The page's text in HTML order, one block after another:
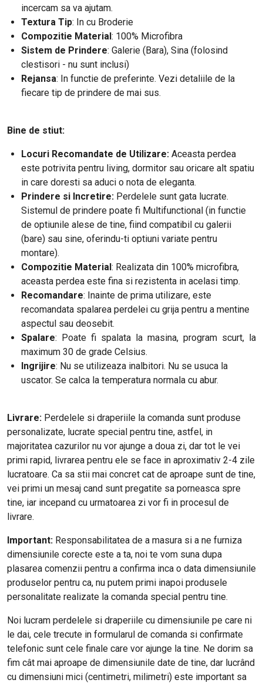
incercam sa va ajutam.
Textura Tip: In cu Broderie
Compozitie Material: 100% Microfibra
Sistem de Prindere: Galerie (Bara), Sina (folosind
clestisori - nu sunt inclusi)
Rejansa: In functie de preferinte. Vezi detaliile de la
fiecare tip de prindere de mai sus.
Bine de stiut:
Locuri Recomandate de Utilizare: Aceasta perdea
este potrivita pentru living, dormitor sau oricare alt spatiu
in care doresti sa aduci o nota de eleganta.
Prindere si Incretire: Perdelele sunt gata lucrate.
Sistemul de prindere poate fi Multifunctional (in functie
de optiunile alese de tine, fiind compatibil cu galerii
(bare) sau sine, oferindu-ti optiuni variate pentru
montare).
Compozitie Material: Realizata din 100% microfibra,
aceasta perdea este fina si rezistenta in acelasi timp.
Recomandare: Inainte de prima utilizare, este
recomandata spalarea perdelei cu grija pentru a mentine
aspectul sau deosebit.
Spalare: Poate fi spalata la masina, program scurt, la
maximum 30 de grade Celsius.
Ingrijire: Nu se utilizeaza inalbitori. Nu se usuca la
uscator. Se calca la temperatura normala cu abur.
Livrare: Perdelele si draperiile la comanda sunt produse
personalizate, lucrate special pentru tine, astfel, in
majoritatea cazurilor nu vor ajunge a doua zi, dar tot le vei
primi rapid, livrarea pentru ele se face in aproximativ 2-4 zile
lucratoare. Ca sa stii mai concret cat de aproape sunt de tine,
vei primi un mesaj cand sunt pregatite sa porneasca spre
tine, iar incepand cu urmatoarea zi vor fi in procesul de
livrare.
Important: Responsabilitatea de a masura si a ne furniza
dimensiunile corecte este a ta, noi te vom suna dupa
plasarea comenzii pentru a confirma inca o data dimensiunile
produselor pentru ca, nu putem primi inapoi produsele
personalitate realizate la comanda special pentru tine.
Noi lucram perdelele si draperiile cu dimensiunile pe care ni
le dai, cele trecute in formularul de comanda si confirmate
telefonic sunt cele finale care vor ajunge la tine. Ne dorim sa
fim cât mai aproape de dimensiunile date de tine, dar lucrând
cu dimensiuni mici (centimetri, milimetri) este important sa